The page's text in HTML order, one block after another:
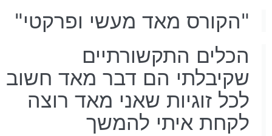
"הקורס מאד מעשי ופרקטי"
הכלים התקשורתיים
שקיבלתי הם דבר מאד חשוב
לכל זוגיות שאני מאד רוצה
לקחת איתי להמשך